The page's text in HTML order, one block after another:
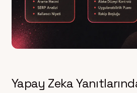
Yapay Zeka